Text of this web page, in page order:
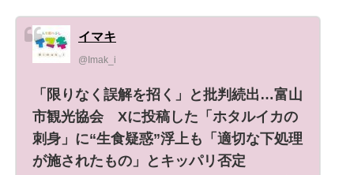
イマキ
@Imak_i
「限りなく誤解を招く」と批判続出…富山
市観光協会 Xに投稿した「ホタルイカの
刺身」に“生食疑惑”浮上も「適切な下処理
が施されたもの」とキッパリ否定